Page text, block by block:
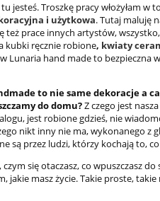
tu jesteś. Troszkę pracy włożyłam
i użytkowa. Tutaj maluję
też prace innych artystów,
kubki ręcznie robione, kwiaty
Lunaria hand made to bezpieczna
to nie same dekoracje a
do domu?Z czego jest
jest robione gdzieś, nie
nikt inny nie ma, wykonanego z
są przez ludzi, którzy kochają to,
czym się otaczasz, co wpuszczasz
jakie masz życie. Takie proste,